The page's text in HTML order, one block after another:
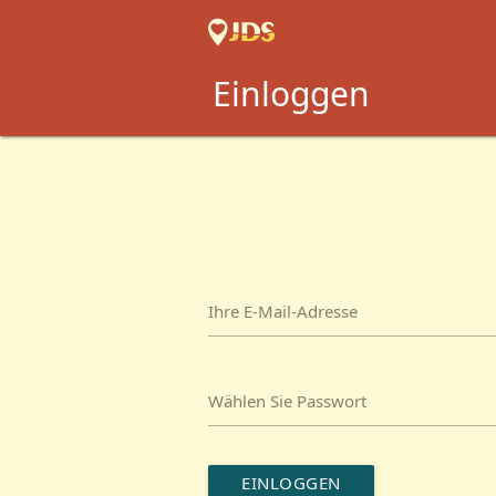
Einloggen
Ihre E-Mail-Adresse
Wählen Sie Passwort
EINLOGGEN